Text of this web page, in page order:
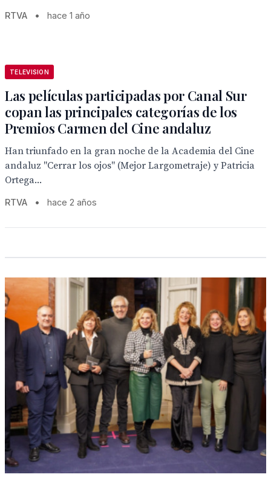
RTVA • hace 1 año
TELEVISION
Las películas participadas por Canal Sur
copan las principales categorías de los
Premios Carmen del Cine andaluz
Han triunfado en la gran noche de la Academia del Cine
andaluz "Cerrar los ojos" (Mejor Largometraje) y Patricia
Ortega...
RTVA • hace 2 años